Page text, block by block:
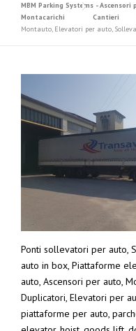
MBM Parking Systems -
Montacarichi
Cantieri
Montauto, Elevatori per auto,
Ponti sollevatori per auto,
auto in box, Piattaforme
auto, Ascensori per auto,
Duplicatori, Elevatori per
piattaforme per auto,